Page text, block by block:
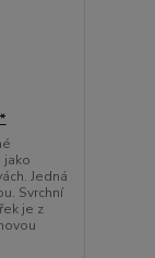
jako
Jedná
Svrchní
je z